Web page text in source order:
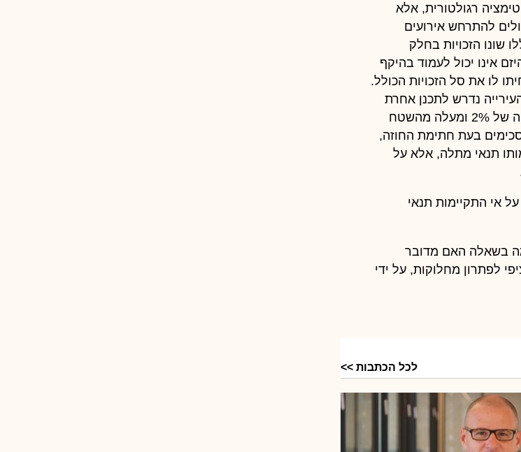
רגולטורית, אלא
להתרחש אירועים
מדיניות כפי שקרה בתיקון 3א', שבגללו שונו הזכויות בחלק
אינו יכול לעמוד בהיקף
לו את סל הזכויות הכולל.
נדרש לתכנן אחרת
את הדירה, קיימות נורמות מקובלות לפיהן סטייה ניכרת מוגדרת כסטייה של 2% ומעלה מהשטח
בעת חתימת החוזה,
עילה לאי התקיימותו תנאי מתלה, אלא על
אי התקיימות תנאי
בשאלה האם מדובר
לפתרון מחלוקות, על ידי
לכל הכתבות >>